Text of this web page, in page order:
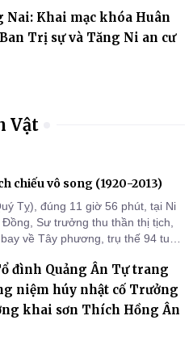
Nai: Khai mạc khóa Huân
Trị sự và Tăng Ni an cư
Vật
chiếu vô song (1920-2013)
Tỵ), đúng 11 giờ 56 phút, tại Ni
Sư trưởng thu thần thị tịch,
về Tây phương, trụ thế 94 tuổi
đình Quảng Ân Tự trang
niệm húy nhật cố Trưởng
khai sơn Thích Hồng Ân